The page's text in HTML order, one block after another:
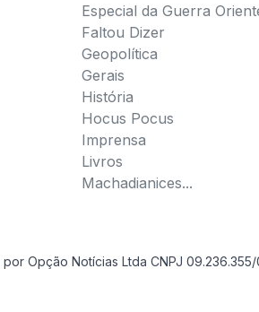
Especial da Guerra
Faltou Dizer
Geopolítica
Gerais
História
Hocus Pocus
Imprensa
Livros
Machadianices...
Opção Notícias Ltda CNPJ